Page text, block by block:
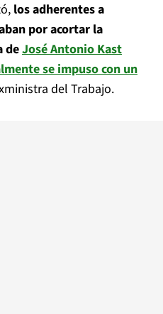
los adherentes a
por acortar la
deJosé Antonio Kast
se impuso con un
del Trabajo.